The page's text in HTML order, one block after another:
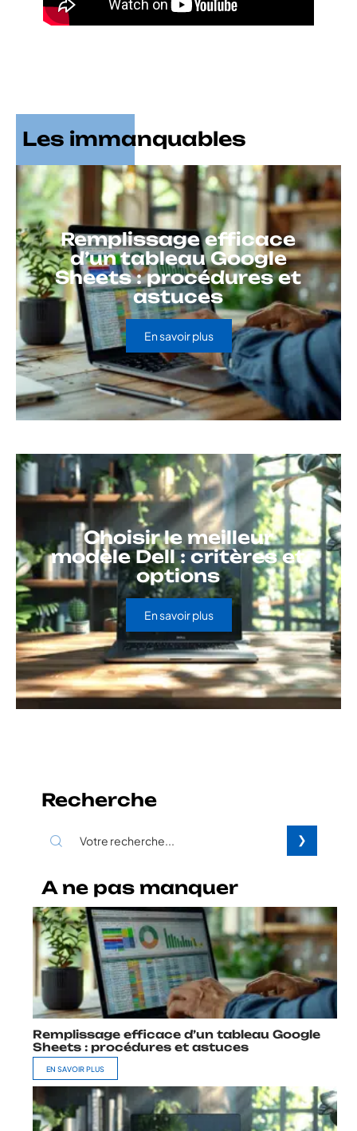
Les immanquables
Remplissage efficace
d’un tableau Google
Sheets : procédures et
astuces
En savoir plus
Choisir le meilleur
modèle Dell : critères et
options
En savoir plus
Recherche
A ne pas manquer
Remplissage efficace d’un tableau Google
Sheets : procédures et astuces
EN SAVOIR PLUS